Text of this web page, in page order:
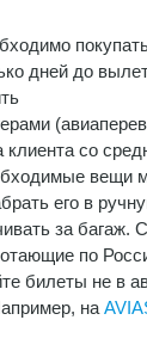
дней до
клиента со
вещи
его в
за багаж.
по
билеты не в
на